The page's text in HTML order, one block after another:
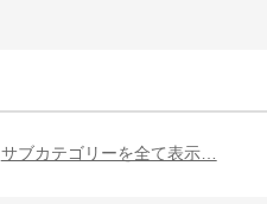
サブカテゴリーを全て表示…